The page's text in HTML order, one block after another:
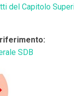
del Capitolo
SDB